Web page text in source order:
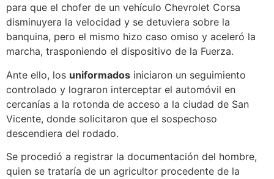
para que el chofer de un vehículo Chevrolet Corsa
disminuyera la velocidad y se detuviera sobre la
banquina, pero el mismo hizo caso omiso y aceleró la
marcha, trasponiendo el dispositivo de la Fuerza.
Ante ello, los uniformados iniciaron un seguimiento
controlado y lograron interceptar el automóvil en
cercanías a la rotonda de acceso a la ciudad de San
Vicente, donde solicitaron que el sospechoso
descendiera del rodado.
Se procedió a registrar la documentación del hombre,
quien se trataría de un agricultor procedente de la